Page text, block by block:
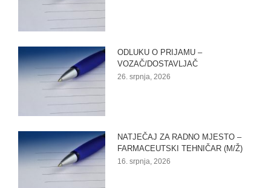
ODLUKU O PRIJAMU –
VOZAČ/DOSTAVLJAČ
26. srpnja, 2026
NATJEČAJ ZA RADNO MJESTO –
FARMACEUTSKI TEHNIČAR (M/Ž)
16. srpnja, 2026